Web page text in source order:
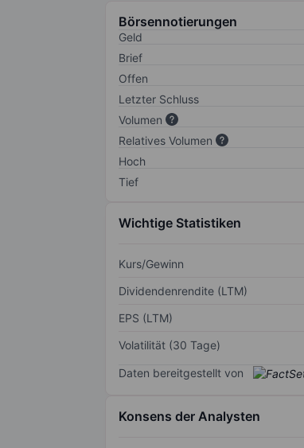
Börsennotierungen
Geld
Brief
Offen
Letzter Schluss
Volumen
Relatives Volumen
Hoch
Tief
Wichtige Statistiken
Kurs/Gewinn
Dividendenrendite (LTM)
EPS (LTM)
Volatilität (30 Tage)
Daten bereitgestellt von
Konsens der Analysten